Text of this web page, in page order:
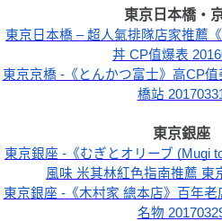
東京日本橋・
東京日本橋 – 超人氣排隊店家推薦
丼 CP值爆表
東京京橋 -《とんかつ富士》高CP
橋站
東京銀座
東京銀座 -《むぎとオリーブ (Mugi
風味 米其林紅色指南推薦 東
東京銀座 -《木村家 總本店》百年
名物